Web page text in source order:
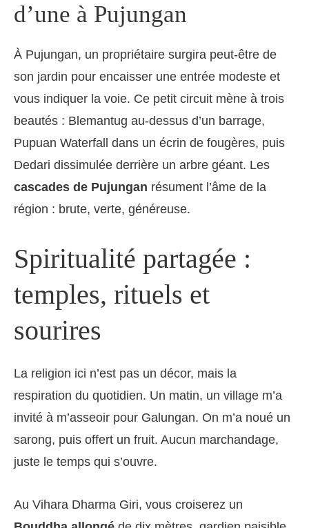
d’une à Pujungan
À Pujungan, un propriétaire surgira peut-être de
son jardin pour encaisser une entrée modeste et
vous indiquer la voie. Ce petit circuit mène à trois
beautés : Blemantug au-dessus d’un barrage,
Pupuan Waterfall dans un écrin de fougères, puis
Dedari dissimulée derrière un arbre géant. Les
cascades de Pujungan résument l’âme de la
région : brute, verte, généreuse.
Spiritualité partagée :
temples, rituels et
sourires
La religion ici n’est pas un décor, mais la
respiration du quotidien. Un matin, un village m’a
invité à m’asseoir pour Galungan. On m’a noué un
sarong, puis offert un fruit. Aucun marchandage,
juste le temps qui s’ouvre.
Au Vihara Dharma Giri, vous croiserez un